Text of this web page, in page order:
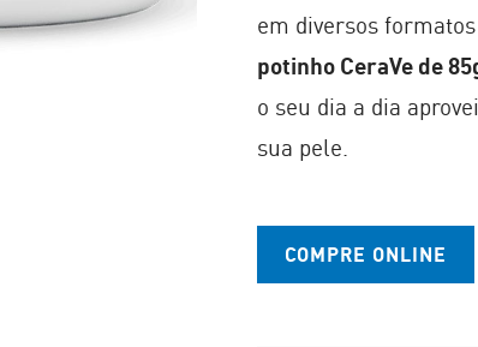
em diversos
potinho CeraVe de
o seu dia a dia
sua pele.​​
COMPRE ONLINE